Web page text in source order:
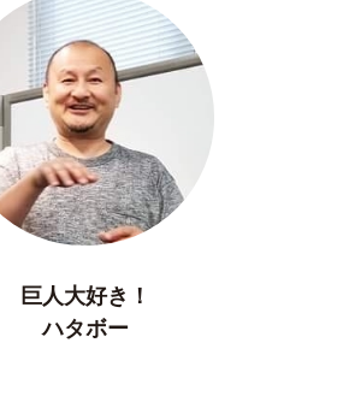
巨人大好き！
ハタボー